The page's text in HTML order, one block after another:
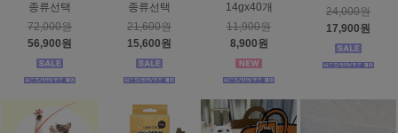
종류선택
72,000원
56,900원
종류선택
21,600원
15,600원
14gx40개
11,900원
8,900원
24,000원
17,900원